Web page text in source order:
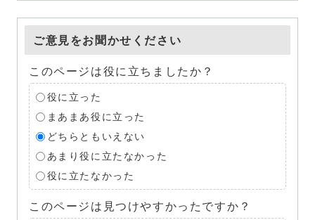
ご意見をお聞かせください
このページは役に立ちましたか？
役に立った
まあまあ役に立った
どちらともいえない
あまり役に立たなかった
役に立たなかった
このページは見つけやすかったですか？